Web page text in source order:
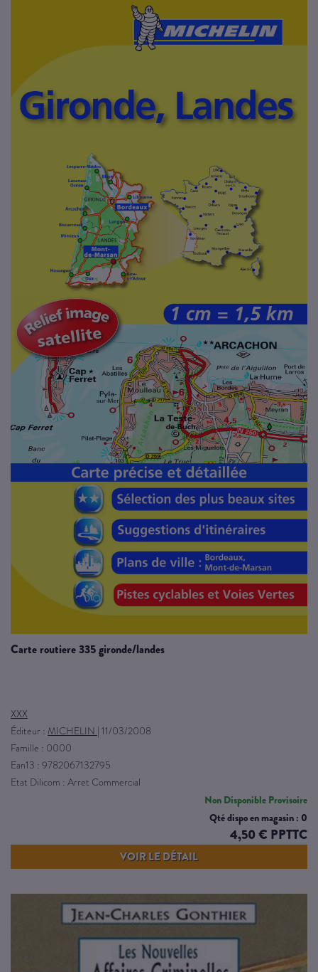
carte routiere 335 gironde/landes
XXX
Éditeur : MICHELIN 11/03/2008
Famille : 0000
Ean13 : 9782067132795
Etat Dilicom : Arret Commercial
Non Disponible Provisoire
Qté dispo en magasin : 0
4,50 € PPTTC
VOIR LE DÉTAIL